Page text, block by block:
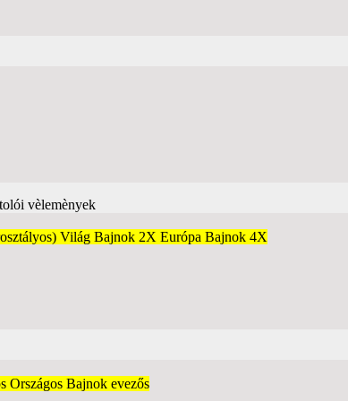
Világ Bajnok 2X Európa Bajnok 4X
Országos Bajnok evezős